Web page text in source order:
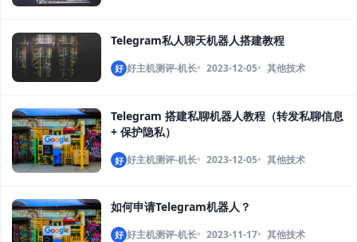
Telegram私人聊天机器人搭建教程
好 好主机测评-机长 2023-12-05 其他技术
Telegram 搭建私聊机器人教程（转发私聊信息
+ 保护隐私）
好 好主机测评-机长 2023-12-05 其他技术
如何申请Telegram机器人？
好 好主机测评-机长 2023-11-17 其他技术